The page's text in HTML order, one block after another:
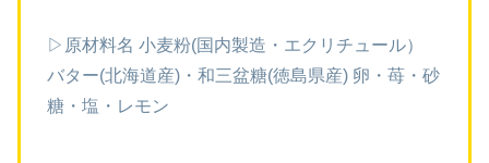
▷原材料名 小麦粉(国内製造・エクリチュール）
バター(北海道産)・和三盆糖(徳島県産) 卵・苺・砂
糖・塩・レモン